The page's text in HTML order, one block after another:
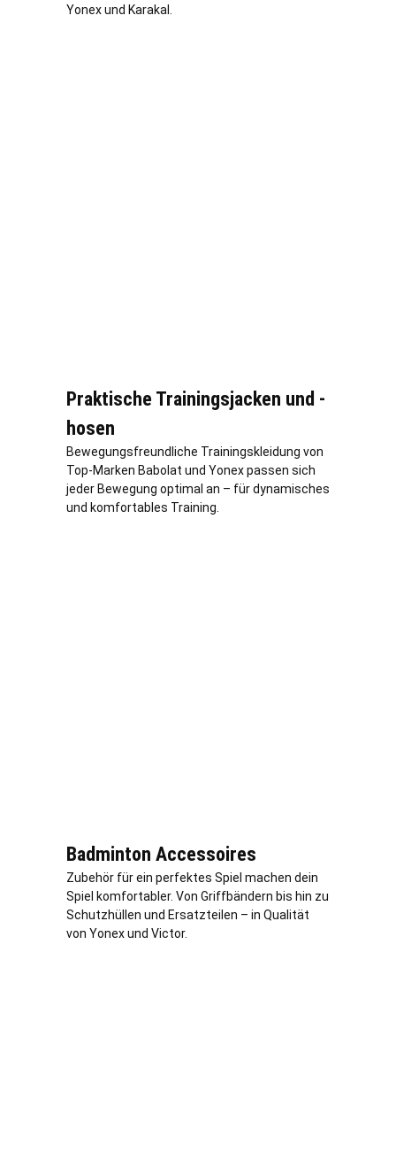
Yonex und Karakal.
Praktische Trainingsjacken und -
hosen
Bewegungsfreundliche Trainingskleidung von
Top-Marken Babolat und Yonex passen sich
jeder Bewegung optimal an – für dynamisches
und komfortables Training.
Badminton Accessoires
Zubehör für ein perfektes Spiel machen dein
Spiel komfortabler. Von Griffbändern bis hin zu
Schutzhüllen und Ersatzteilen – in Qualität
von Yonex und Victor.